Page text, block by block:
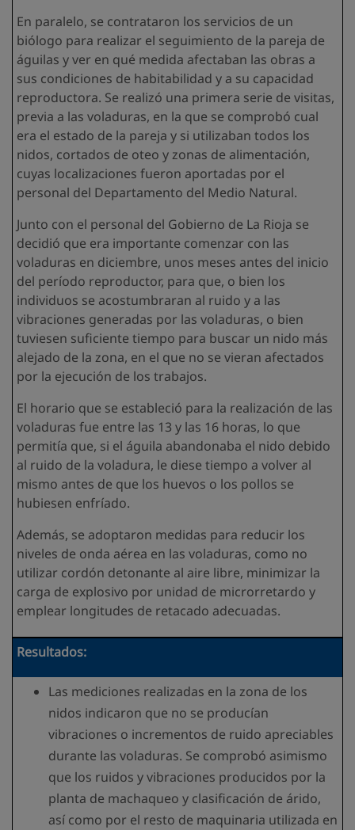
En paralelo, se contrataron los servicios de un
biólogo para realizar el seguimiento de la pareja de
águilas y ver en qué medida afectaban las obras a
sus condiciones de habitabilidad y a su capacidad
reproductora. Se realizó una primera serie de visitas,
previa a las voladuras, en la que se comprobó cual
era el estado de la pareja y si utilizaban todos los
nidos, cortados de oteo y zonas de alimentación,
cuyas localizaciones fueron aportadas por el
personal del Departamento del Medio Natural.
Junto con el personal del Gobierno de La Rioja se
decidió que era importante comenzar con las
voladuras en diciembre, unos meses antes del inicio
del período reproductor, para que, o bien los
individuos se acostumbraran al ruido y a las
vibraciones generadas por las voladuras, o bien
tuviesen suficiente tiempo para buscar un nido más
alejado de la zona, en el que no se vieran afectados
por la ejecución de los trabajos.
El horario que se estableció para la realización de las
voladuras fue entre las 13 y las 16 horas, lo que
permitía que, si el águila abandonaba el nido debido
al ruido de la voladura, le diese tiempo a volver al
mismo antes de que los huevos o los pollos se
hubiesen enfríado.
Además, se adoptaron medidas para reducir los
niveles de onda aérea en las voladuras, como no
utilizar cordón detonante al aire libre, minimizar la
carga de explosivo por unidad de microrretardo y
emplear longitudes de retacado adecuadas.
Resultados:
Las mediciones realizadas en la zona de los
nidos indicaron que no se producían
vibraciones o incrementos de ruido apreciables
durante las voladuras. Se comprobó asimismo
que los ruidos y vibraciones producidos por la
planta de machaqueo y clasificación de árido,
así como por el resto de maquinaria utilizada en